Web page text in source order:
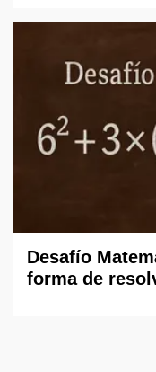
Desafío
forma de